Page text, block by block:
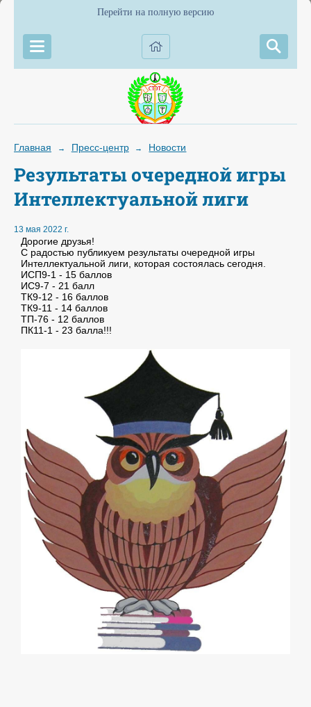
Перейти на полную версию
Главная → Пресс-центр → Новости
Результаты очередной игры
Интеллектуальной лиги
13 мая 2022 г.
Дорогие друзья!
С радостью публикуем результаты очередной игры
Интеллектуальной лиги, которая состоялась сегодня.
ИСП9-1 - 15 баллов
ИС9-7 - 21 балл
ТК9-12 - 16 баллов
ТК9-11 - 14 баллов
ТП-76 - 12 баллов
ПК11-1 - 23 балла!!!